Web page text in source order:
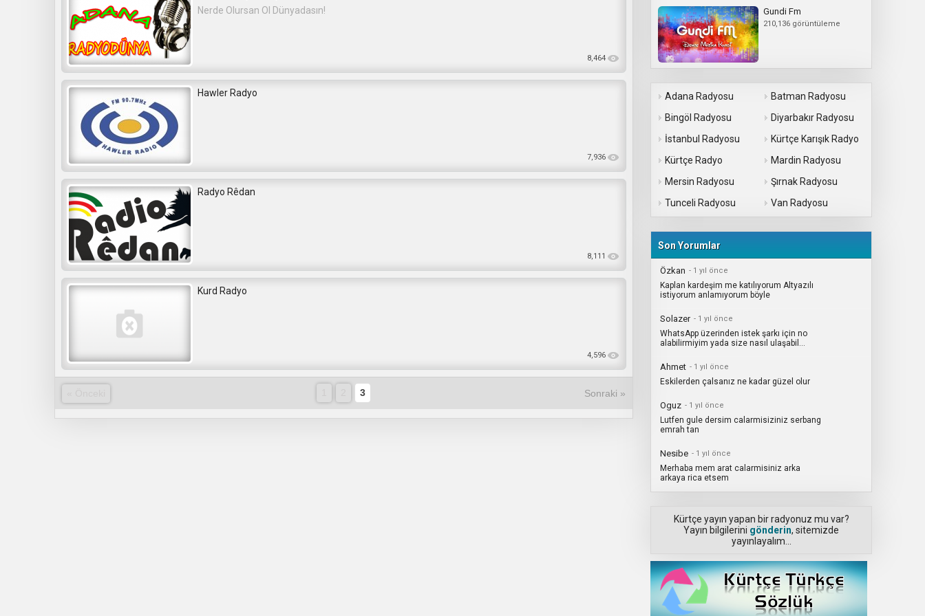
Nerde Olursan Ol Dünyadasın!
8,464
Hawler Radyo
7,936
Radyo Rêdan
8,111
Kurd Radyo
4,596
3 Sonraki »
Gundi Fm
210,136 görüntüleme
Adana Radyosu
Batman Radyosu
Bingöl Radyosu
Diyarbakır Radyosu
İstanbul Radyosu
Kürtçe Karışık Radyo
Kürtçe Radyo
Mardin Radyosu
Mersin Radyosu
Şırnak Radyosu
Tunceli Radyosu
Van Radyosu
Son Yorumlar
Özkan - 1 yıl önce
Kaplan kardeşim me katılıyorum Altyazılı
istiyorum anlamıyorum böyle
Solazer - 1 yıl önce
WhatsApp üzerinden istek şarkı için no
alabilirmiyim yada size nasıl ulaşabil...
Ahmet - 1 yıl önce
Eskilerden çalsanız ne kadar güzel olur
Oguz - 1 yıl önce
Lutfen gule dersim calarmisiziniz serbang
emrah tan
Nesibe - 1 yıl önce
Merhaba mem arat calarmisiniz arka
arkaya rica etsem
Kürtçe yayın yapan bir radyonuz mu var?
Yayın bilgilerini gönderin, sitemizde
yayınlayalım...